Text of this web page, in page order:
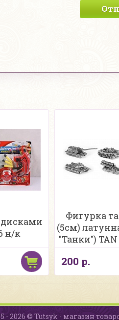
н/к
Фигурка
(5см)
"Танки") TAN
200 р.
- 2026 © Tutsyk - магазин